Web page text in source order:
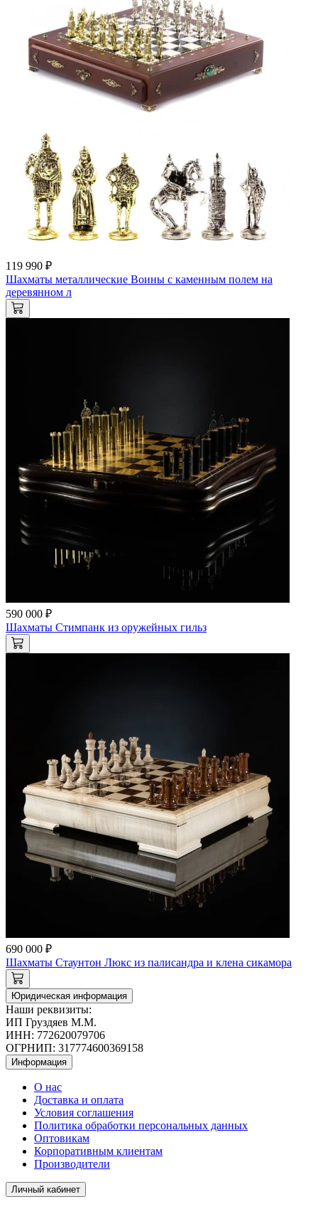
119 990 ₽
Шахматы металлические Воины с каменным полем на
деревянном л
590 000 ₽
Шахматы Стимпанк из оружейных гильз
690 000 ₽
Шахматы Стаунтон Люкс из палисандра и клена сикамора
Юридическая информация
Наши реквизиты:
ИП Груздяев М.М.
ИНН: 772620079706
ОГРНИП: 317774600369158
Информация
О нас
Доставка и оплата
Условия соглашения
Политика обработки персональных данных
Оптовикам
Корпоративным клиентам
Производители
Личный кабинет